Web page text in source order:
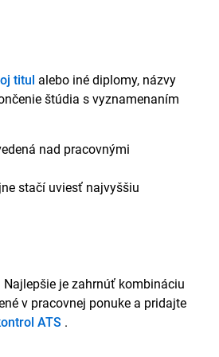
titul alebo iné diplomy, názvy
štúdia s vyznamenaním
nad pracovnými
stačí uviesť najvyššiu
je zahrnúť kombináciu
v pracovnej ponuke a pridajte
ATS .